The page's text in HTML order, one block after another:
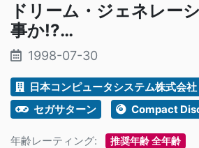
ドリーム・ジェネレー
事か!?…
1998-07-30
日本コンピュータシステム株式会社
セガサターン
Compact
年齢レーティング: 推奨年齢 全年齢